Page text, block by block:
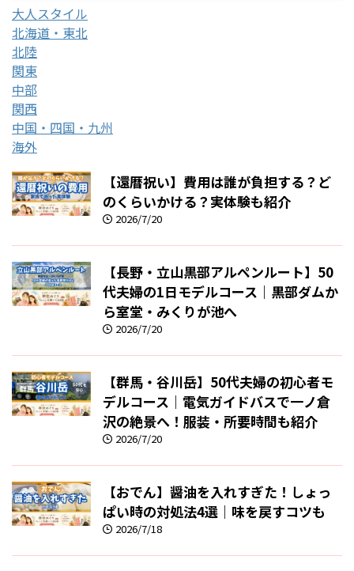
大人スタイル
北海道・東北
北陸
関東
中部
関西
中国・四国・九州
海外
【還暦祝い】費用は誰が負担する？ど
のくらいかける？実体験も紹介
2026/7/20
【長野・立山黒部アルペンルート】50
代夫婦の1日モデルコース｜黒部ダムか
ら室堂・みくりが池へ
2026/7/20
【群馬・谷川岳】50代夫婦の初心者モ
デルコース｜電気ガイドバスで一ノ倉
沢の絶景へ！服装・所要時間も紹介
2026/7/20
【おでん】醤油を入れすぎた！しょっ
ぱい時の対処法4選｜味を戻すコツも
2026/7/18